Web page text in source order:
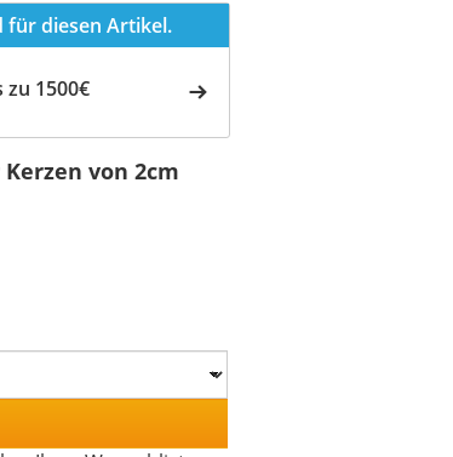
für diesen Artikel.
zu 1500€
von 2cm